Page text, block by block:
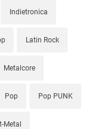
Indietronica
Latin Rock
Metalcore
Pop Pop PUNK
Metal